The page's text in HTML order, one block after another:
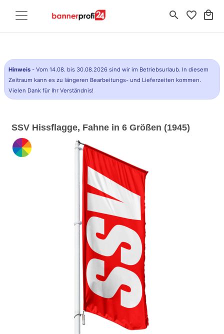
search favorite_border local_mall
Hinweis - Vom 14.08. bis 30.08.2026 sind wir im Betriebsurlaub. In diesem
Zeitraum kann es zu längeren Bearbeitungs- und Lieferzeiten kommen.
Vielen Dank für Ihr Verständnis!
SSV Hissflagge, Fahne in 6 Größen (1945)